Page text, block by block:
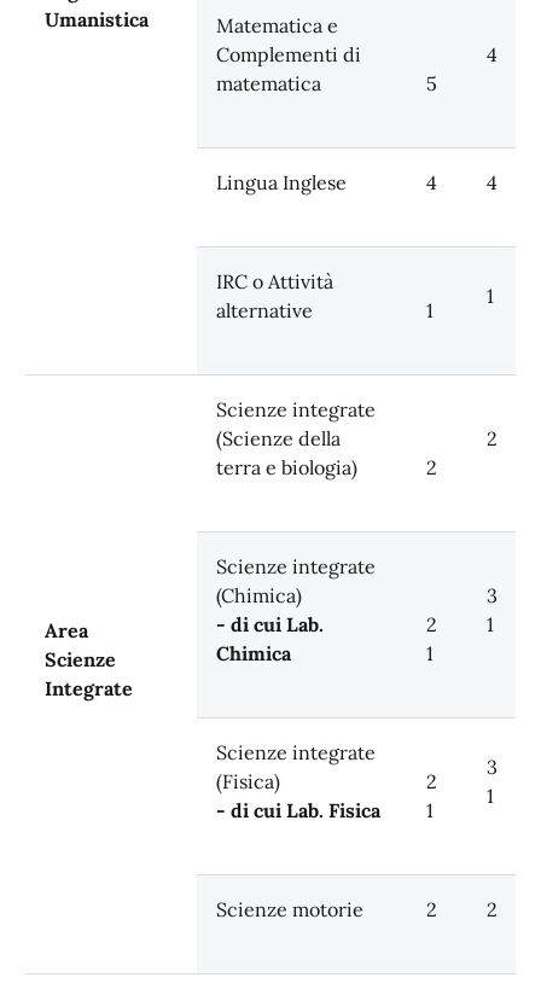
Umanistica
Matematica e
Complementi di
matematica
5
4
Lingua Inglese 4 4
IRC o Attività
alternative
1
1
Area
Scienze
Integrate
Scienze integrate
(Scienze della
terra e biologia)
2
2
Scienze integrate
(Chimica)
- di cui Lab.
Chimica
2
1
3
1
Scienze integrate
(Fisica)
- di cui Lab. Fisica
2
1
3
1
Scienze motorie 2 2